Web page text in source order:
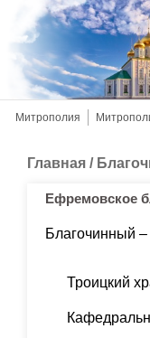
Митрополия
Главная /
Ефремовское
Благочинный
Троицкий